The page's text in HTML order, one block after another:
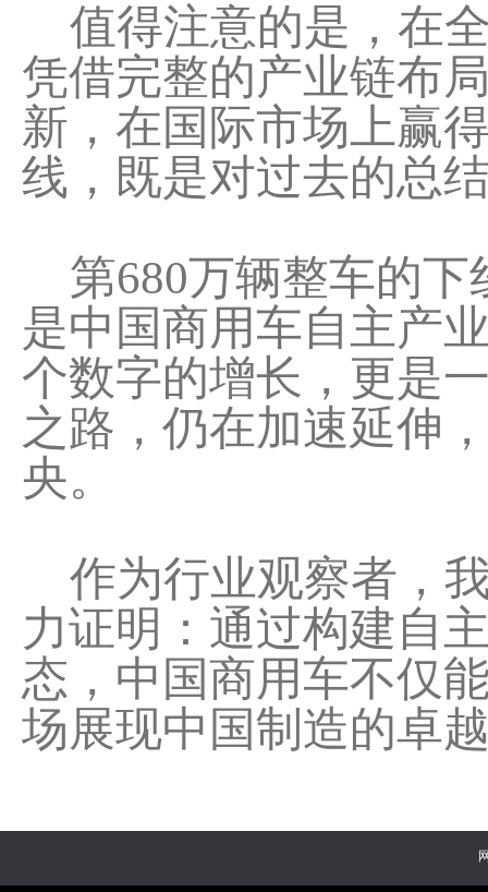
值得注意的是，在
凭借完整的产业链布
新，在国际市场上赢
线，既是对过去的总
第680万辆整车的下
是中国商用车自主产
个数字的增长，更是
之路，仍在加速延伸
央。
作为行业观察者，
力证明：通过构建自
态，中国商用车不仅
场展现中国制造的卓